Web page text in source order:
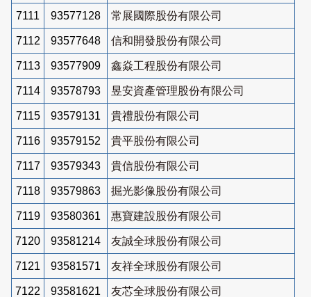
7111 93577128 常展國際股份有限公司
7112 93577648 信和開發股份有限公司
7113 93577909 鑫焱工程股份有限公司
7114 93578793 昱安資產管理股份有限公司
7115 93579131 貴禮股份有限公司
7116 93579152 貴平股份有限公司
7117 93579343 貴信股份有限公司
7118 93579863 掘光影像股份有限公司
7119 93580361 惠寶建設股份有限公司
7120 93581214 友誠全球股份有限公司
7121 93581571 友祥全球股份有限公司
7122 93581621 友芯全球股份有限公司